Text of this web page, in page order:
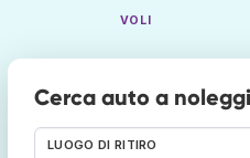
VOLI
Cerca auto a
LUOGO DI RITIRO